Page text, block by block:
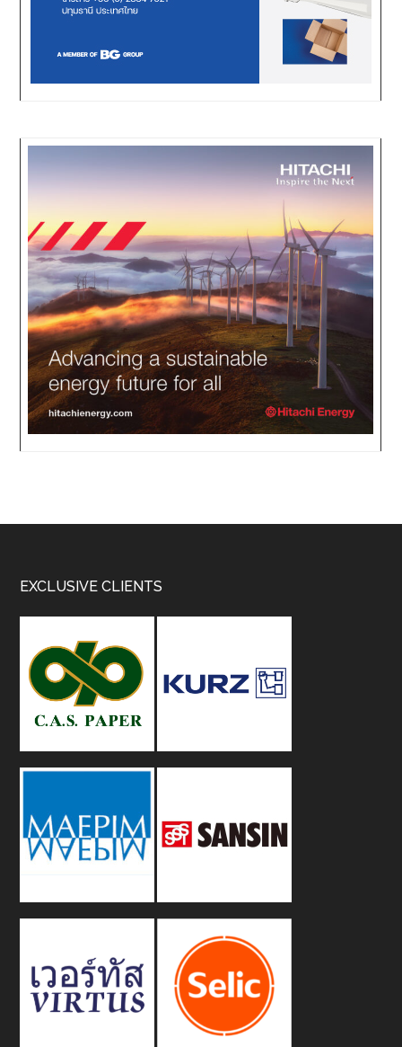
Footer
EXCLUSIVE CLIENTS